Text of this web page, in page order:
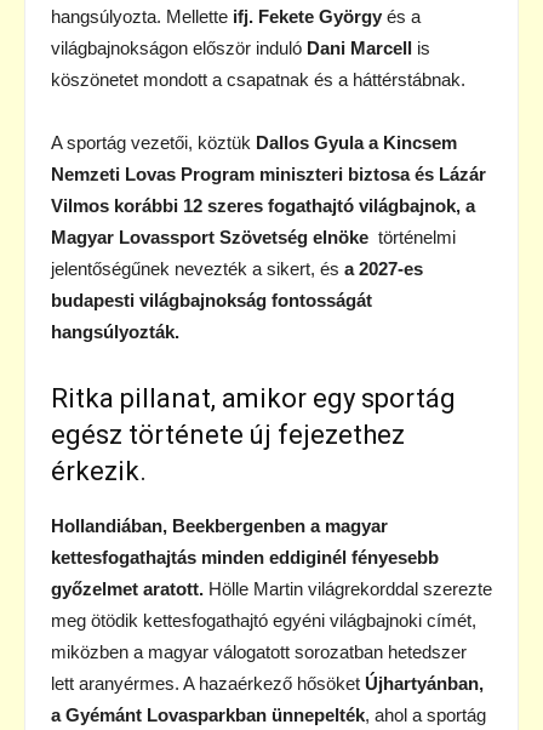
hangsúlyozta. Mellette ifj. Fekete György és a
világbajnokságon először induló Dani Marcell is
köszönetet mondott a csapatnak és a háttérstábnak.
A sportág vezetői, köztük Dallos Gyula a Kincsem
Nemzeti Lovas Program miniszteri biztosa és Lázár
Vilmos korábbi 12 szeres fogathajtó világbajnok, a
Magyar Lovassport Szövetség elnöke történelmi
jelentőségűnek nevezték a sikert, és a 2027-es
budapesti világbajnokság fontosságát
hangsúlyozták.
Ritka pillanat, amikor egy sportág
egész története új fejezethez
érkezik.
Hollandiában, Beekbergenben a magyar
kettesfogathajtás minden eddiginél fényesebb
győzelmet aratott. Hölle Martin világrekorddal szerezte
meg ötödik kettesfogathajtó egyéni világbajnoki címét,
miközben a magyar válogatott sorozatban hetedszer
lett aranyérmes. A hazaérkező hősöket Újhartyánban,
a Gyémánt Lovasparkban ünnepelték, ahol a sportág